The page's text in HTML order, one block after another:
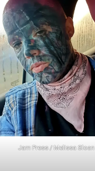
Jam Press / Melissa Sloan